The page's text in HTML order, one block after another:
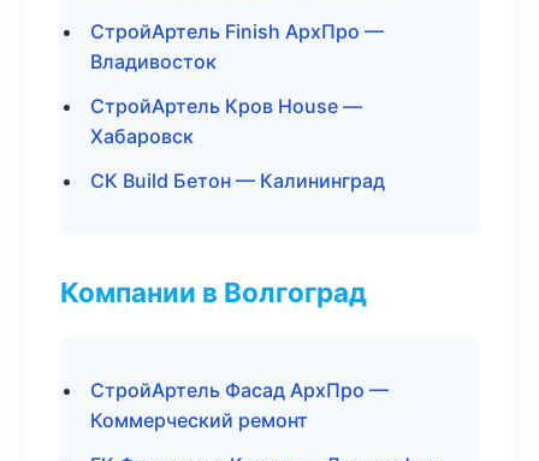
СтройАртель Finish АрхПро —
Владивосток
СтройАртель Кров House —
Хабаровск
СК Build Бетон — Калининград
Компании в Волгоград
СтройАртель Фасад АрхПро —
Коммерческий ремонт